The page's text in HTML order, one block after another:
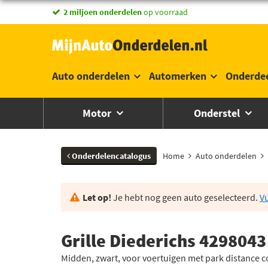
2 miljoen onderdelenop voorraad
Auto onderdelen Automerken
Motor Onderstel
Onderdelencatalogus Home Auto onderdelen
Let op! Je hebt nog geen auto geselecteerd.
Grille Diederichs 4298043
Midden, zwart, voor voertuigen met park distance